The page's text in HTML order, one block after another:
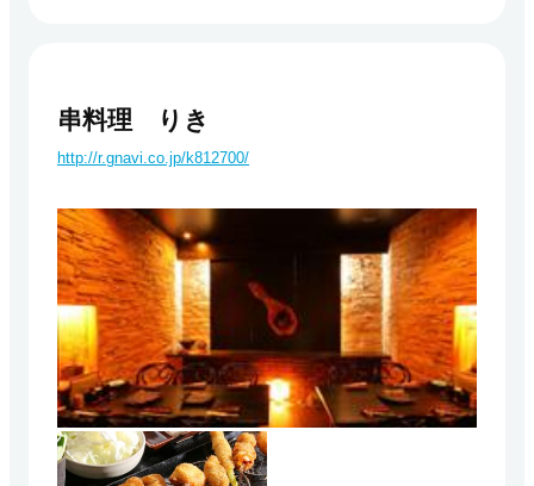
串料理 りき
http://r.gnavi.co.jp/k812700/